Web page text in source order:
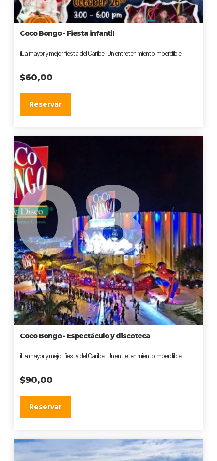
Coco Bongo - Fiesta infantil
¡La mayor y mejor fiesta del Caribe! ¡Un entretenimiento imperdible!
$60,00
Reservar
08
Coco Bongo - Espectáculo y discoteca
¡La mayor y mejor fiesta del Caribe! ¡Un entretenimiento imperdible!
$90,00
Reservar